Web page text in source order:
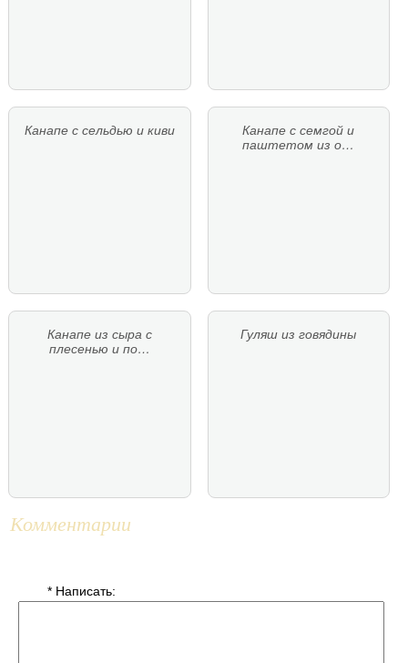
Канапе с сельдью и киви
Канапе с семгой и
паштетом из о…
Канапе из сыра с
плесенью и по…
Гуляш из говядины
Комментарии
* Написать: